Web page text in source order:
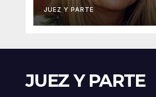
por presunta
corrupción
JUEZ Y PARTE
JUEZ Y PARTE